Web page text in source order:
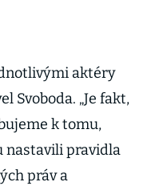
aktéry
Svoboda. „Je fakt,
k tomu,
nastavili pravidla
práv a